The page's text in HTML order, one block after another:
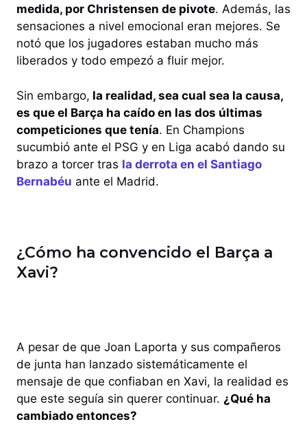
medida, por Christensen de pivote. Además, las
sensaciones a nivel emocional eran mejores. Se
notó que los jugadores estaban mucho más
liberados y todo empezó a fluir mejor.
Sin embargo, la realidad, sea cual sea la causa,
es que el Barça ha caído en las dos últimas
competiciones que tenía. En Champions
sucumbió ante el PSG y en Liga acabó dando su
brazo a torcer tras la derrota en el Santiago
Bernabéu ante el Madrid.
¿Cómo ha convencido el Barça a
Xavi?
A pesar de que Joan Laporta y sus compañeros
de junta han lanzado sistemáticamente el
mensaje de que confiaban en Xavi, la realidad es
que este seguía sin querer continuar. ¿Qué ha
cambiado entonces?